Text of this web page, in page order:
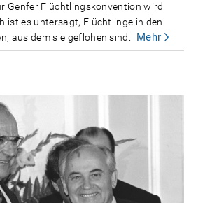
Genfer Flüchtlingskonvention wird
ist es untersagt, Flüchtlinge in den
aus dem sie geflohen sind.
Mehr